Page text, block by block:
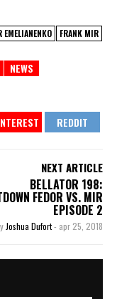
EMELIANENKO
FRANK MIR
NEWS
NEXT ARTICLE
BELLATOR 198:
FEDOR VS. MIR
EPISODE 2
Joshua Dufort- apr 25, 2018